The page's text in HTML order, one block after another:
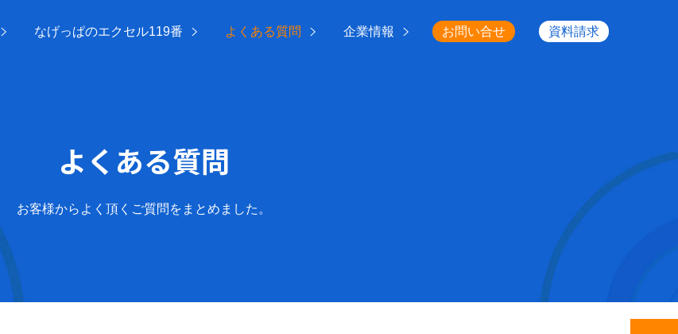
なげっぱのエクセル119番 よくある質問 企業情報 お問い合せ 資料請求
よくある質問
お客様からよく頂くご質問をまとめました。